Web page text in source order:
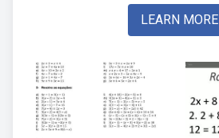
LEARN MORE